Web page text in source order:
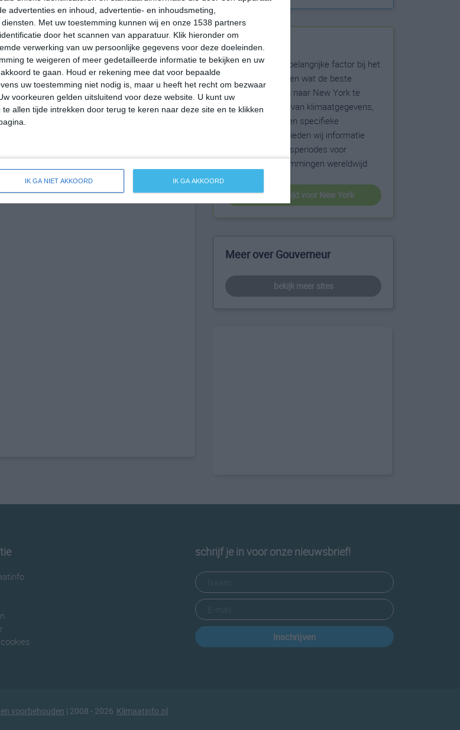
advertenties en inhoud, advertentie- en inhoudsmeting,
Met uw toestemming kunnen wij en onze 1538 partners
door het scannen van apparatuur. Klik hieronder om
verwerking van uw persoonlijke gegevens voor deze doeleinden.
te weigeren of meer gedetailleerde informatie te bekijken en uw
te gaan.
Houd er rekening mee dat voor bepaalde
uw toestemming niet nodig is, maar u heeft het recht om bezwaar
voorkeuren gelden uitsluitend voor deze website. U kunt uw
allen tijde intrekken door terug te keren naar deze site en te klikken
IK GA NIET AKKOORD IK GA AKKOORD
23:00 02:00 05:00
23:00 02:00 05:00
Z 1 Z 1 Z 1
voor Gouverneur
Beste reistijd
Het weer is een belangrijke factor bij het
reizen. Wil je weten wat de beste
maanden zijn om naar New York te
reizen? Op basis van klimaatgegevens,
weersextremen en specifieke
weerinformatie bieden wij informatie
over de beste reisperiodes voor
duizenden bestemmingen wereldwijd.
beste reistijd voor New York
Meer over Gouverneur
bekijk meer sites
schrijf je in voor onze nieuwsbrief!
Inschrijven
voorbehouden | 2008 - 2026 Klimaatinfo.nl